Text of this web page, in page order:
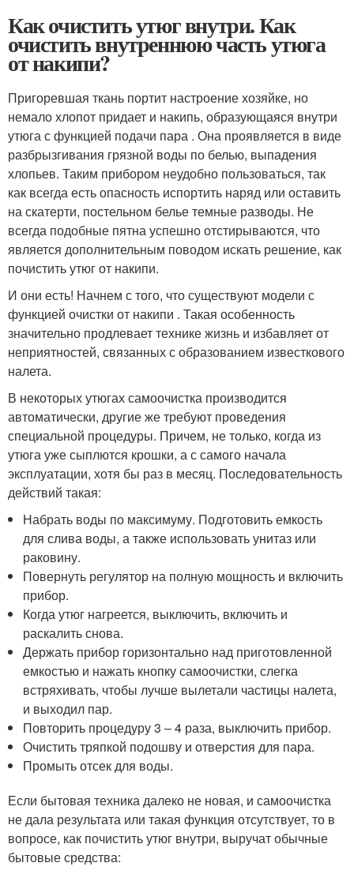
Как очистить утюг внутри. Как
очистить внутреннюю часть утюга
от накипи?
Пригоревшая ткань портит настроение хозяйке, но
немало хлопот придает и накипь, образующаяся внутри
утюга с функцией подачи пара . Она проявляется в виде
разбрызгивания грязной воды по белью, выпадения
хлопьев. Таким прибором неудобно пользоваться, так
как всегда есть опасность испортить наряд или оставить
на скатерти, постельном белье темные разводы. Не
всегда подобные пятна успешно отстирываются, что
является дополнительным поводом искать решение, как
почистить утюг от накипи.
И они есть! Начнем с того, что существуют модели с
функцией очистки от накипи . Такая особенность
значительно продлевает технике жизнь и избавляет от
неприятностей, связанных с образованием известкового
налета.
В некоторых утюгах самоочистка производится
автоматически, другие же требуют проведения
специальной процедуры. Причем, не только, когда из
утюга уже сыплются крошки, а с самого начала
эксплуатации, хотя бы раз в месяц. Последовательность
действий такая:
Набрать воды по максимуму. Подготовить емкость
для слива воды, а также использовать унитаз или
раковину.
Повернуть регулятор на полную мощность и включить
прибор.
Когда утюг нагреется, выключить, включить и
раскалить снова.
Держать прибор горизонтально над приготовленной
емкостью и нажать кнопку самоочистки, слегка
встряхивать, чтобы лучше вылетали частицы налета,
и выходил пар.
Повторить процедуру 3 – 4 раза, выключить прибор.
Очистить тряпкой подошву и отверстия для пара.
Промыть отсек для воды.
Если бытовая техника далеко не новая, и самоочистка
не дала результата или такая функция отсутствует, то в
вопросе, как почистить утюг внутри, выручат обычные
бытовые средства: